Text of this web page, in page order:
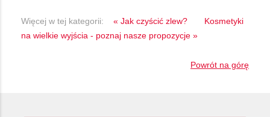
Więcej w tej kategorii: « Jak czyścić zlew?
Kosmetyki
na wielkie wyjścia - poznaj nasze propozycje »
Powrót na górę